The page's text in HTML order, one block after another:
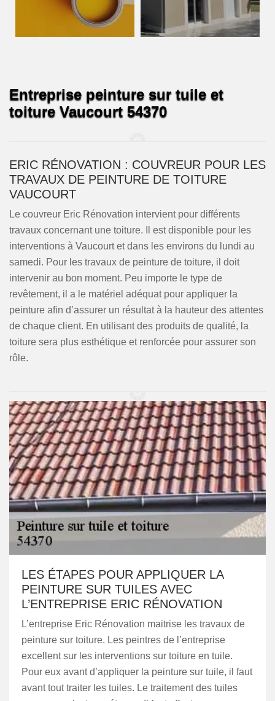
Entreprise peinture sur tuile et
toiture Vaucourt 54370
ERIC RÉNOVATION : COUVREUR POUR LES
TRAVAUX DE PEINTURE DE TOITURE
VAUCOURT
Le couvreur Eric Rénovation intervient pour différents
travaux concernant une toiture. Il est disponible pour les
interventions à Vaucourt et dans les environs du lundi au
samedi. Pour les travaux de peinture de toiture, il doit
intervenir au bon moment. Peu importe le type de
revêtement, il a le matériel adéquat pour appliquer la
peinture afin d’assurer un résultat à la hauteur des attentes
de chaque client. En utilisant des produits de qualité, la
toiture sera plus esthétique et renforcée pour assurer son
rôle.
LES ÉTAPES POUR APPLIQUER LA
PEINTURE SUR TUILES AVEC
L’ENTREPRISE ERIC RÉNOVATION
L’entreprise Eric Rénovation maitrise les travaux de
peinture sur toiture. Les peintres de l’entreprise
excellent sur les interventions sur toiture en tuile.
Pour eux avant d’appliquer la peinture sur tuile, il faut
avant tout traiter les tuiles. Le traitement des tuiles